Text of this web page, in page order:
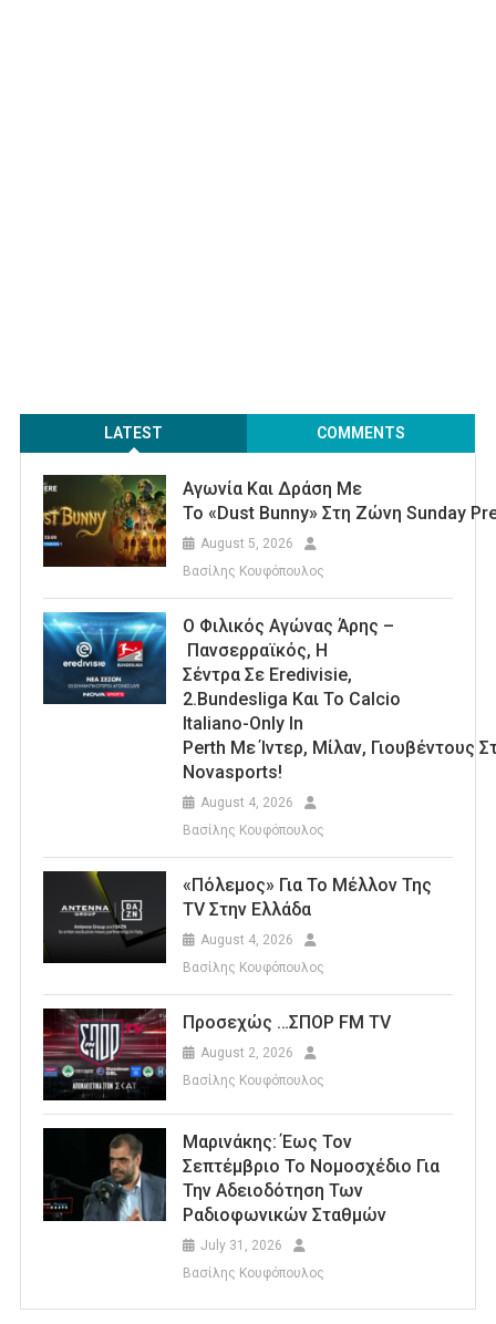
LATEST COMMENTS
Αγωνία Και Δράση Με
Το «Dust Bunny» Στη Ζώνη Sunday
August 5, 2026
Βασίλης Κουφόπουλος
Ο Φιλικός Αγώνας Άρης –
Πανσερραϊκός, Η
Σέντρα Σε Eredivisie,
2.Bundesliga Και Το Calcio
Italiano-Only In
Perth Με Ίντερ, Μίλαν, Γιουβέντους
Novasports!
August 4, 2026
Βασίλης Κουφόπουλος
«Πόλεμος» Για Το Μέλλον Της
TV Στην Ελλάδα
August 4, 2026
Βασίλης Κουφόπουλος
Προσεχώς …ΣΠΟΡ FM TV
August 2, 2026
Βασίλης Κουφόπουλος
Μαρινάκης: Έως Τον
Σεπτέμβριο Το Νομοσχέδιο Για
Την Αδειοδότηση Των
Ραδιοφωνικών Σταθμών
July 31, 2026
Βασίλης Κουφόπουλος